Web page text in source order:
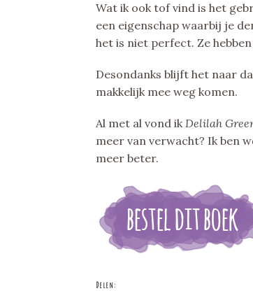
Wat ik ook tof vind is het
een eigenschap waarbij je
het is niet perfect. Ze
Desondanks blijft het naar
makkelijk mee weg komen.
Al met al vond ikDelilah
meer van verwacht? Ik ben
meer beter.
Delen: